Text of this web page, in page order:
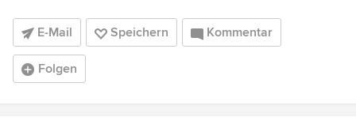
E-Mail Speichern Kommentar
Folgen